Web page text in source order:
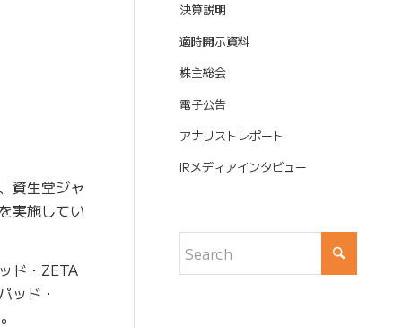
資生堂ジャ
実施してい
ド・ZETA
ッド・
決算説明
適時開示資料
株主総会
電子公告
アナリストレポート
IRメディアインタビュー